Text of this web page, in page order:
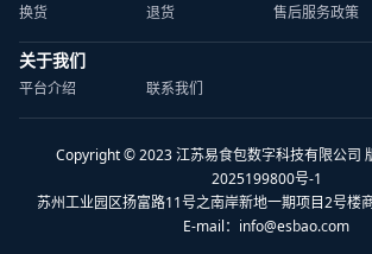
换货 退货 售后服务政策
关于我们
平台介绍 联系我们
Copyright © 2023 江苏易食包数字科技有限公司
2025199800号-1
苏州工业园区扬富路11号之南岸新地一期项目2号楼
E-mail： info@esbao.com